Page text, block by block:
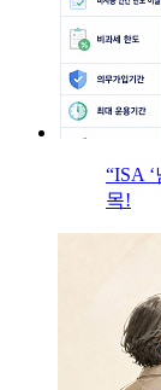
“ISA
목!